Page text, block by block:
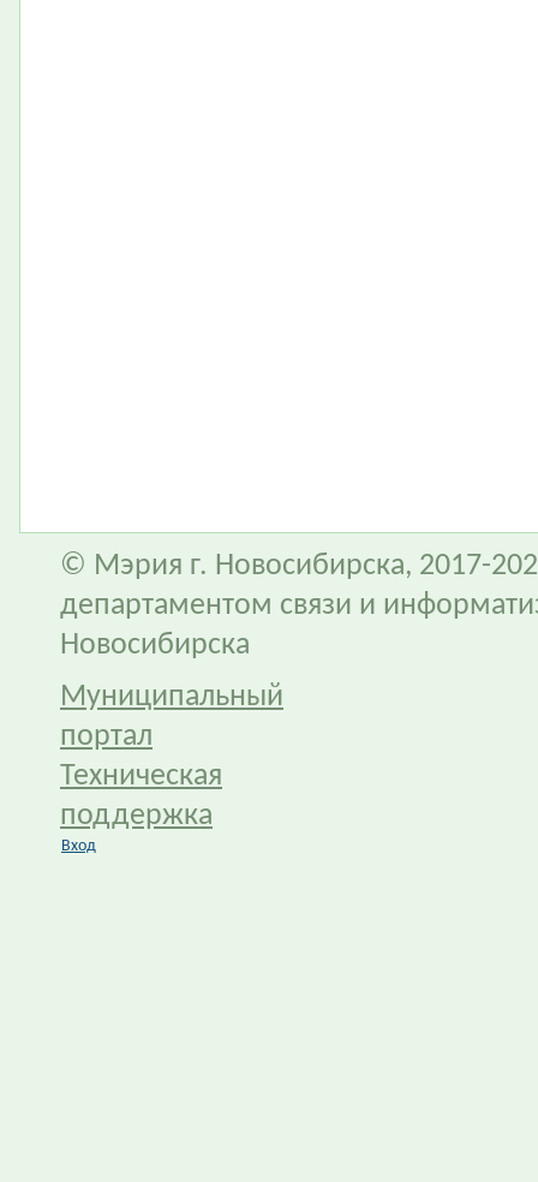
© Мэрия г. Новосибирска, 2017-
департаментом связи и
Новосибирска
Муниципальный
портал
Техническая
поддержка
Вход